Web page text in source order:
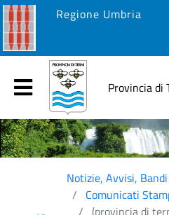
Regione Umbria
Provincia di
Notizie, Avvisi,
Comunicati